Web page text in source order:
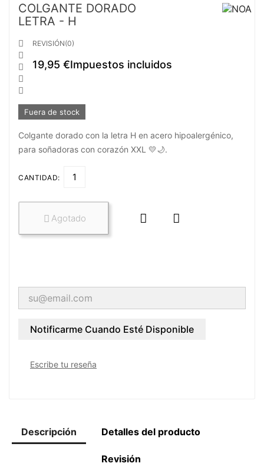
COLGANTE DORADO
LETRA - H





REVISIÓN(0)
19,95 €Impuestos incluidos
Fuera de stock
Colgante dorado con la letra H en acero hipoalergénico,
para soñadoras con corazón XXL 💛🌙.
CANTIDAD:
 Agotado  
Notificarme Cuando Esté Disponible
Escribe tu reseña
Descripción Detalles del producto
Revisión